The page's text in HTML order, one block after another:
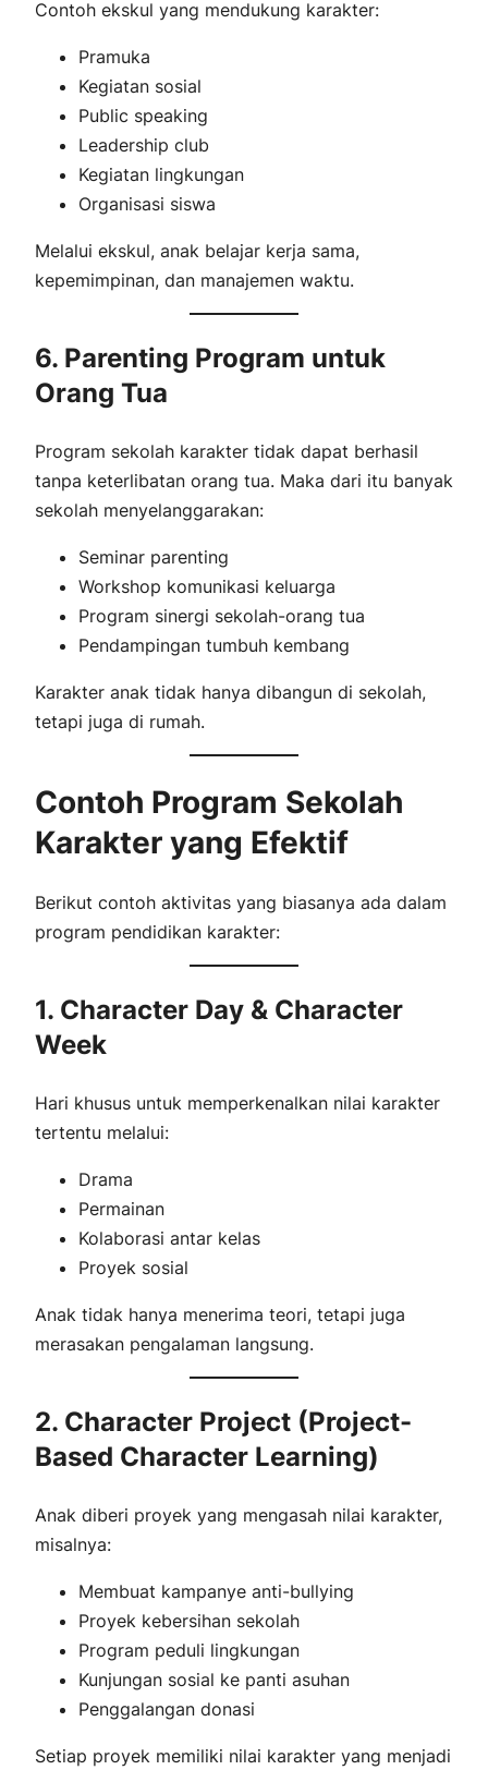
Contoh ekskul yang mendukung karakter:
Pramuka
Kegiatan sosial
Public speaking
Leadership club
Kegiatan lingkungan
Organisasi siswa
Melalui ekskul, anak belajar kerja sama,
kepemimpinan, dan manajemen waktu.
6. Parenting Program untuk
Orang Tua
Program sekolah karakter tidak dapat berhasil
tanpa keterlibatan orang tua. Maka dari itu banyak
sekolah menyelanggarakan:
Seminar parenting
Workshop komunikasi keluarga
Program sinergi sekolah-orang tua
Pendampingan tumbuh kembang
Karakter anak tidak hanya dibangun di sekolah,
tetapi juga di rumah.
Contoh Program Sekolah
Karakter yang Efektif
Berikut contoh aktivitas yang biasanya ada dalam
program pendidikan karakter:
1. Character Day & Character
Week
Hari khusus untuk memperkenalkan nilai karakter
tertentu melalui:
Drama
Permainan
Kolaborasi antar kelas
Proyek sosial
Anak tidak hanya menerima teori, tetapi juga
merasakan pengalaman langsung.
2. Character Project (Project-
Based Character Learning)
Anak diberi proyek yang mengasah nilai karakter,
misalnya:
Membuat kampanye anti-bullying
Proyek kebersihan sekolah
Program peduli lingkungan
Kunjungan sosial ke panti asuhan
Penggalangan donasi
Setiap proyek memiliki nilai karakter yang menjadi